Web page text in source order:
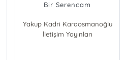
Bir Serencam
Yakup Kadri Karaosmanoğlu
İletişim Yayınları